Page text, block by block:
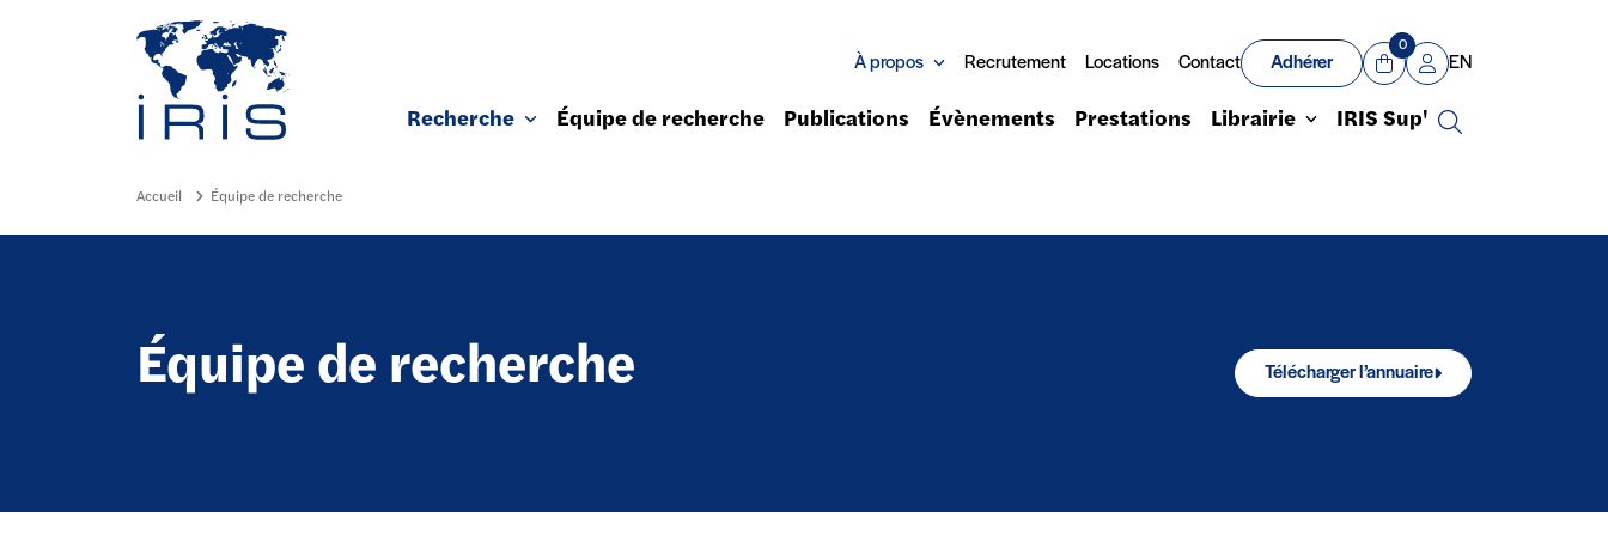
Aller au contenu principal
À propos Recrutement Locations Contact Adhérer
Panier
0
Mon compte
EN
Recherche Équipe de recherche Publications Évènements Prestations Librairie IRIS Sup'
Recherche
Accueil Équipe de recherche
Équipe de recherche Télécharger l’annuaire